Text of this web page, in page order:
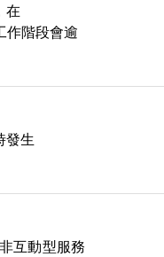
在
作階段會逾
發生
互動型服務